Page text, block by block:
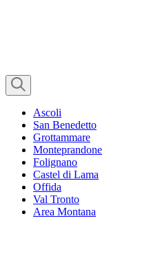
Ascoli
San Benedetto
Grottammare
Monteprandone
Folignano
Castel di Lama
Offida
Val Tronto
Area Montana